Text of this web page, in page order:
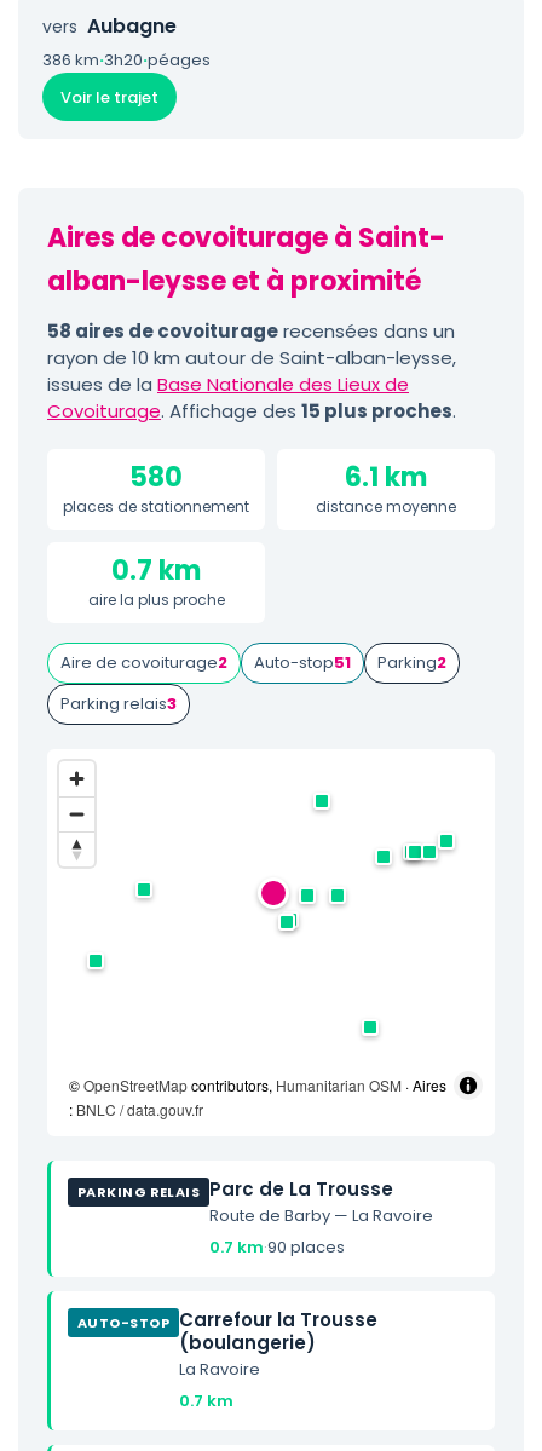
vers Aubagne
386 km·3h20·péages
Voir le trajet
Aires de covoiturage à Saint-
alban-leysse et à proximité
58 aires de covoituragerecensées dans un
rayon de 10 km autour de Saint-alban-leysse,
issues de la Base Nationale des Lieux de
Covoiturage. Affichage des 15 plus proches.
580
places de stationnement
6.1 km
distance moyenne
0.7 km
aire la plus proche
Aire de covoiturage2 Auto-stop51 Parking2
Parking relais3
©OpenStreetMapcontributors, Humanitarian OSM · Aires
: BNLC / data.gouv.fr
PARKING RELAIS Parc de La Trousse
Route de Barby — La Ravoire
0.7 km·90 places
AUTO-STOP Carrefour la Trousse
(boulangerie)
La Ravoire
0.7 km